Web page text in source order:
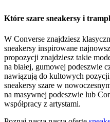
Które szare sneakersy i
W Converse znajdziesz
sneakersy inspirowane
propozycji znajdziesz takie
na białej, gumowej podeszwie
nawiązują do kultowych
sneakersy szare w
na masywnej podeszwie lub
współpracy z artystami.